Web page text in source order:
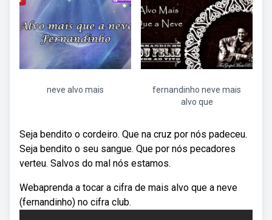
neve alvo mais
fernandinho neve mais
alvo que
Seja bendito o cordeiro. Que na cruz por nós padeceu.
Seja bendito o seu sangue. Que por nós pecadores
verteu. Salvos do mal nós estamos.
Webaprenda a tocar a cifra de mais alvo que a neve
(fernandinho) no cifra club.